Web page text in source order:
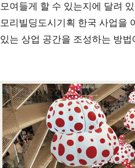
모여들게 할 수 있는지에 달려
모리빌딩도시기획 한국 사업을
있는 상업 공간을 조성하는 방법